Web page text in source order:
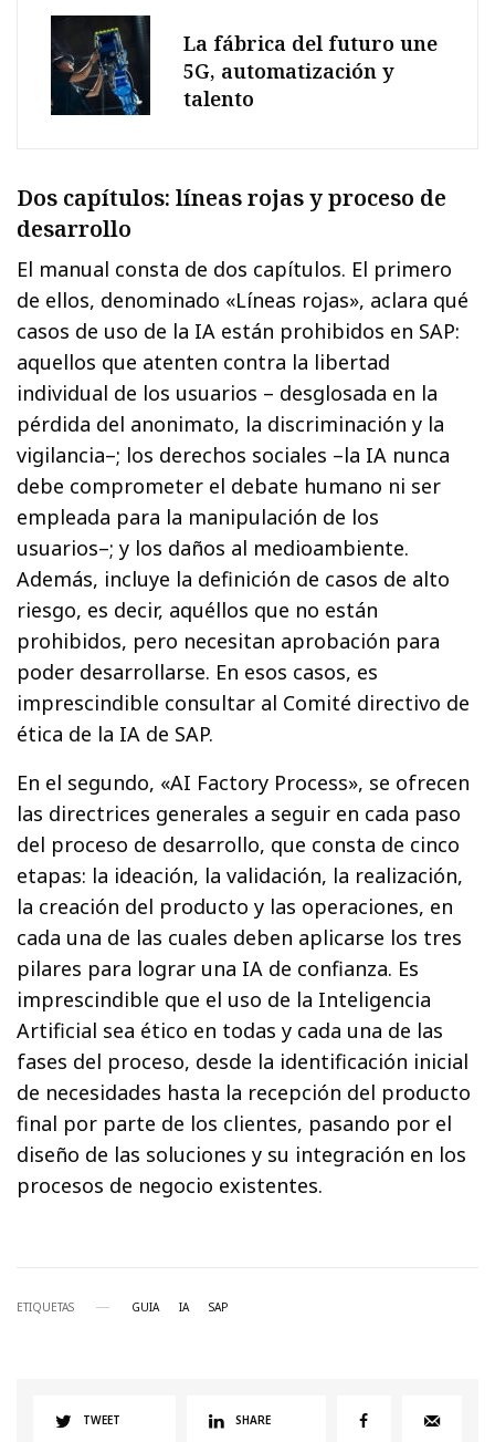
La fábrica del futuro une
5G, automatización y
talento
Dos capítulos: líneas rojas y proceso de
desarrollo
El manual consta de dos capítulos. El primero
de ellos, denominado «Líneas rojas», aclara qué
casos de uso de la IA están prohibidos en SAP:
aquellos que atenten contra la libertad
individual de los usuarios – desglosada en la
pérdida del anonimato, la discriminación y la
vigilancia–; los derechos sociales –la IA nunca
debe comprometer el debate humano ni ser
empleada para la manipulación de los
usuarios–; y los daños al medioambiente.
Además, incluye la definición de casos de alto
riesgo, es decir, aquéllos que no están
prohibidos, pero necesitan aprobación para
poder desarrollarse. En esos casos, es
imprescindible consultar al Comité directivo de
ética de la IA de SAP.
En el segundo, «AI Factory Process», se ofrecen
las directrices generales a seguir en cada paso
del proceso de desarrollo, que consta de cinco
etapas: la ideación, la validación, la realización,
la creación del producto y las operaciones, en
cada una de las cuales deben aplicarse los tres
pilares para lograr una IA de confianza. Es
imprescindible que el uso de la Inteligencia
Artificial sea ético en todas y cada una de las
fases del proceso, desde la identificación inicial
de necesidades hasta la recepción del producto
final por parte de los clientes, pasando por el
diseño de las soluciones y su integración en los
procesos de negocio existentes.
ETIQUETAS GUIA IA SAP
TWEET SHARE